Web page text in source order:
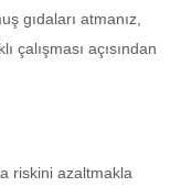
gıdaları atmanız,
çalışması açısından
riskini azaltmakla